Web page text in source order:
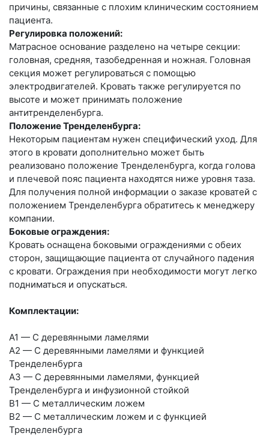
причины, связанные с плохим клиническим состоянием
пациента.
Регулировка положений:
Матрасное основание разделено на четыре секции:
головная, средняя, тазобедренная и ножная. Головная
секция может регулироваться с помощью
электродвигателей. Кровать также регулируется по
высоте и может принимать положение
антитренделенбурга.
Положение Тренделенбурга:
Некоторым пациентам нужен специфический уход. Для
этого в кровати дополнительно может быть
реализовано положение Тренделенбурга, когда голова
и плечевой пояс пациента находятся ниже уровня таза.
Для получения полной информации о заказе кроватей с
положением Тренделенбурга обратитесь к менеджеру
компании.
Боковые ограждения:
Кровать оснащена боковыми ограждениями с обеих
сторон, защищающие пациента от случайного падения
с кровати. Ограждения при необходимости могут легко
подниматься и опускаться.
Комплектации:
A1 — С деревянными ламелями
A2 — С деревянными ламелями и функцией
Тренделенбурга
A3 — С деревянными ламелями, функцией
Тренделенбурга и инфузионной стойкой
B1 — C металлическим ложем
B2 — C металлическим ложем и с функцией
Тренделенбурга